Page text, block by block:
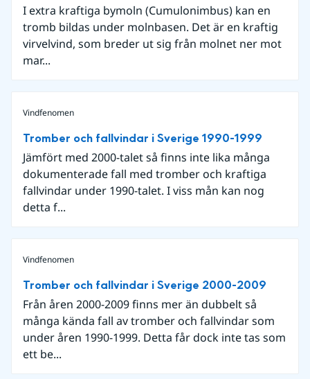
I extra kraftiga bymoln (Cumulonimbus) kan en
tromb bildas under molnbasen. Det är en kraftig
virvelvind, som breder ut sig från molnet ner mot
mar...
Vindfenomen
Tromber och fallvindar i Sverige 1990-1999
Jämfört med 2000-talet så finns inte lika många
dokumenterade fall med tromber och kraftiga
fallvindar under 1990-talet. I viss mån kan nog
detta f...
Vindfenomen
Tromber och fallvindar i Sverige 2000-2009
Från åren 2000-2009 finns mer än dubbelt så
många kända fall av tromber och fallvindar som
under åren 1990-1999. Detta får dock inte tas som
ett be...